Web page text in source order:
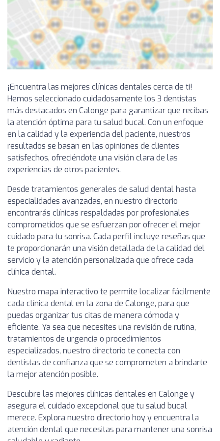
¡Encuentra las mejores clínicas dentales cerca de ti!
Hemos seleccionado cuidadosamente los 3 dentistas
más destacados en Calonge para garantizar que recibas
la atención óptima para tu salud bucal. Con un enfoque
en la calidad y la experiencia del paciente, nuestros
resultados se basan en las opiniones de clientes
satisfechos, ofreciéndote una visión clara de las
experiencias de otros pacientes.
Desde tratamientos generales de salud dental hasta
especialidades avanzadas, en nuestro directorio
encontrarás clínicas respaldadas por profesionales
comprometidos que se esfuerzan por ofrecer el mejor
cuidado para tu sonrisa. Cada perfil incluye reseñas que
te proporcionarán una visión detallada de la calidad del
servicio y la atención personalizada que ofrece cada
clínica dental.
Nuestro mapa interactivo te permite localizar fácilmente
cada clínica dental en la zona de Calonge, para que
puedas organizar tus citas de manera cómoda y
eficiente. Ya sea que necesites una revisión de rutina,
tratamientos de urgencia o procedimientos
especializados, nuestro directorio te conecta con
dentistas de confianza que se comprometen a brindarte
la mejor atención posible.
Descubre las mejores clínicas dentales en Calonge y
asegura el cuidado excepcional que tu salud bucal
merece. Explora nuestro directorio hoy y encuentra la
atención dental que necesitas para mantener una sonrisa